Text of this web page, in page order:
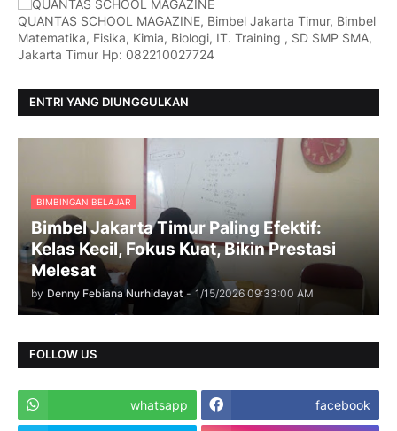
QUANTAS SCHOOL MAGAZINE, Bimbel Jakarta Timur, Bimbel
Matematika, Fisika, Kimia, Biologi, IT. Training , SD SMP SMA,
Jakarta Timur Hp: 082210027724
ENTRI YANG DIUNGGULKAN
BIMBINGAN BELAJAR
Bimbel Jakarta Timur Paling Efektif:
Kelas Kecil, Fokus Kuat, Bikin Prestasi
Melesat
by Denny Febiana Nurhidayat - 1/15/2026 09:33:00 AM
FOLLOW US
whatsapp facebook